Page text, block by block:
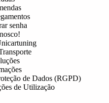
senha
de Dados (RGPD)
de Utilização